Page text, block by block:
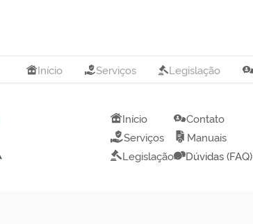
Início Serviços Legislação
Início
Serviços
Legislação
Contato
Manuais
Dúvidas (FAQ)